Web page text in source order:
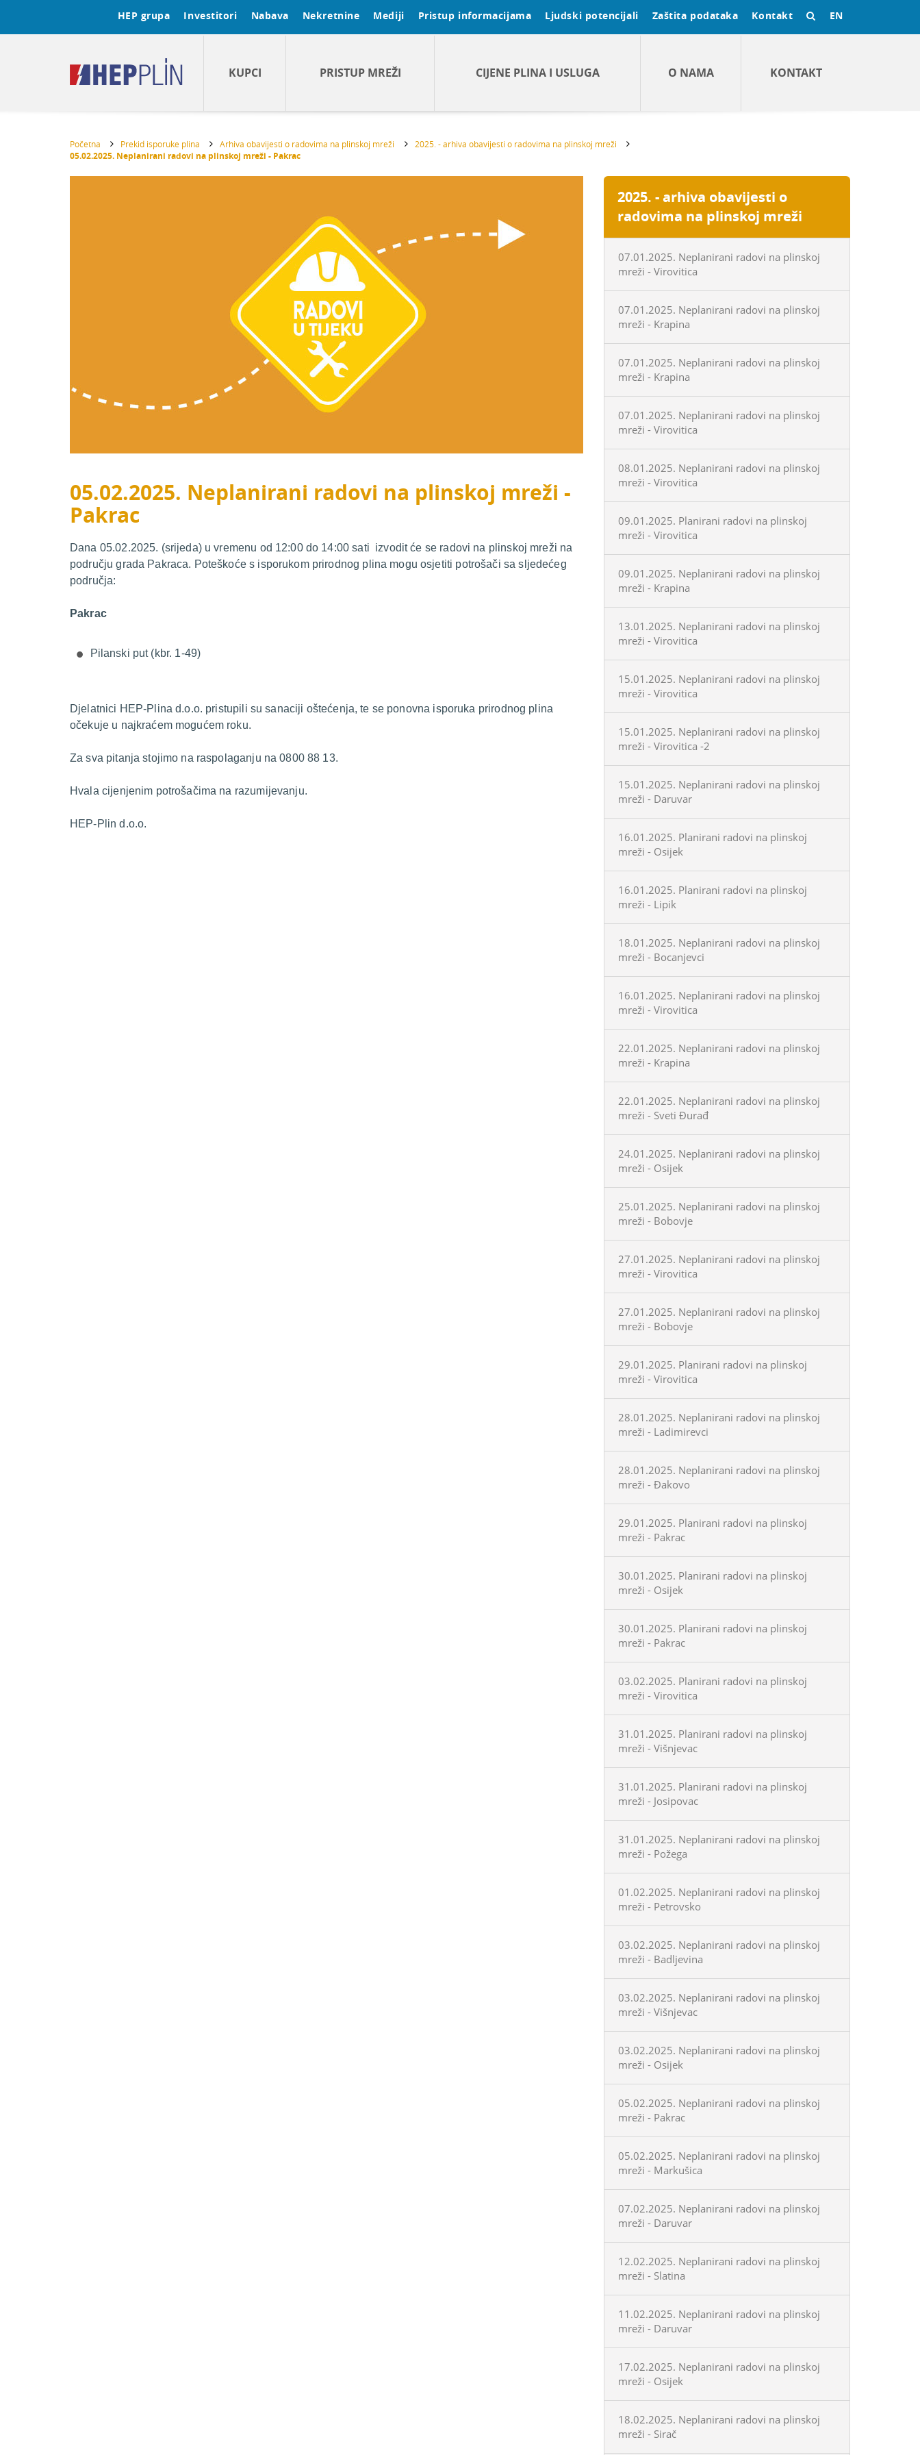
HEP grupa Investitori Nabava Nekretnine Mediji Pristup informacijama Ljudski potencijali Zaštita podataka Kontakt EN
KUPCI PRISTUP MREŽI CIJENE PLINA I USLUGA O NAMA KONTAKT
Početna Prekid isporuke plina Arhiva obavijesti o radovima na plinskoj mreži 2025. - arhiva obavijesti o radovima na plinskoj mreži
05.02.2025. Neplanirani radovi na plinskoj mreži - Pakrac
05.02.2025. Neplanirani radovi na plinskoj mreži -
Pakrac
Dana 05.02.2025. (srijeda) u vremenu od 12:00 do 14:00 sati izvodit će se radovi na plinskoj mreži na
području grada Pakraca. Poteškoće s isporukom prirodnog plina mogu osjetiti potrošači sa sljedećeg
područja:
Pakrac
Pilanski put (kbr. 1-49)
Djelatnici HEP-Plina d.o.o. pristupili su sanaciji oštećenja, te se ponovna isporuka prirodnog plina
očekuje u najkraćem mogućem roku.
Za sva pitanja stojimo na raspolaganju na 0800 88 13.
Hvala cijenjenim potrošačima na razumijevanju.
HEP-Plin d.o.o.
2025. - arhiva obavijesti o
radovima na plinskoj mreži
07.01.2025. Neplanirani radovi na plinskoj
mreži - Virovitica
07.01.2025. Neplanirani radovi na plinskoj
mreži - Krapina
07.01.2025. Neplanirani radovi na plinskoj
mreži - Krapina
07.01.2025. Neplanirani radovi na plinskoj
mreži - Virovitica
08.01.2025. Neplanirani radovi na plinskoj
mreži - Virovitica
09.01.2025. Planirani radovi na plinskoj
mreži - Virovitica
09.01.2025. Neplanirani radovi na plinskoj
mreži - Krapina
13.01.2025. Neplanirani radovi na plinskoj
mreži - Virovitica
15.01.2025. Neplanirani radovi na plinskoj
mreži - Virovitica
15.01.2025. Neplanirani radovi na plinskoj
mreži - Virovitica -2
15.01.2025. Neplanirani radovi na plinskoj
mreži - Daruvar
16.01.2025. Planirani radovi na plinskoj
mreži - Osijek
16.01.2025. Planirani radovi na plinskoj
mreži - Lipik
18.01.2025. Neplanirani radovi na plinskoj
mreži - Bocanjevci
16.01.2025. Neplanirani radovi na plinskoj
mreži - Virovitica
22.01.2025. Neplanirani radovi na plinskoj
mreži - Krapina
22.01.2025. Neplanirani radovi na plinskoj
mreži - Sveti Đurađ
24.01.2025. Neplanirani radovi na plinskoj
mreži - Osijek
25.01.2025. Neplanirani radovi na plinskoj
mreži - Bobovje
27.01.2025. Neplanirani radovi na plinskoj
mreži - Virovitica
27.01.2025. Neplanirani radovi na plinskoj
mreži - Bobovje
29.01.2025. Planirani radovi na plinskoj
mreži - Virovitica
28.01.2025. Neplanirani radovi na plinskoj
mreži - Ladimirevci
28.01.2025. Neplanirani radovi na plinskoj
mreži - Đakovo
29.01.2025. Planirani radovi na plinskoj
mreži - Pakrac
30.01.2025. Planirani radovi na plinskoj
mreži - Osijek
30.01.2025. Planirani radovi na plinskoj
mreži - Pakrac
03.02.2025. Planirani radovi na plinskoj
mreži - Virovitica
31.01.2025. Planirani radovi na plinskoj
mreži - Višnjevac
31.01.2025. Planirani radovi na plinskoj
mreži - Josipovac
31.01.2025. Neplanirani radovi na plinskoj
mreži - Požega
01.02.2025. Neplanirani radovi na plinskoj
mreži - Petrovsko
03.02.2025. Neplanirani radovi na plinskoj
mreži - Badljevina
03.02.2025. Neplanirani radovi na plinskoj
mreži - Višnjevac
03.02.2025. Neplanirani radovi na plinskoj
mreži - Osijek
05.02.2025. Neplanirani radovi na plinskoj
mreži - Pakrac
05.02.2025. Neplanirani radovi na plinskoj
mreži - Markušica
07.02.2025. Neplanirani radovi na plinskoj
mreži - Daruvar
12.02.2025. Neplanirani radovi na plinskoj
mreži - Slatina
11.02.2025. Neplanirani radovi na plinskoj
mreži - Daruvar
17.02.2025. Neplanirani radovi na plinskoj
mreži - Osijek
18.02.2025. Neplanirani radovi na plinskoj
mreži - Sirač